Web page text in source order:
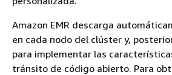
Amazon EMR descarga
en cada nodo del clúster y,
para implementar las
tránsito de código abierto. Para